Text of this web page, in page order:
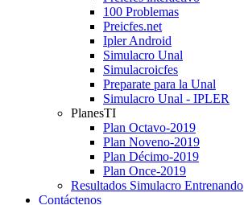
100 Problemas
Preicfes.net
Ipler Android
Simulacro Unal
Simulacroicfes
Preparate para la Unal
Simulacro Unal - IPLER
PlanesTI
Plan Octavo-2019
Plan Noveno-2019
Plan Décimo-2019
Plan Once-2019
Resultados Simulacro Entrenando
Contáctenos